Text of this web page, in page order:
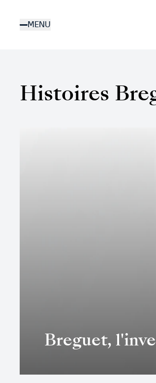
MENU
Histoires
Breguet,